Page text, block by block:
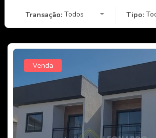
Transação: Todos Tipo:
Venda